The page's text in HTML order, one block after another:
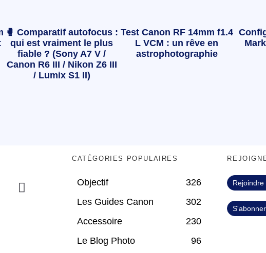
🥊 Comparatif autofocus :
qui est vraiment le plus
fiable ? (Sony A7 V /
Canon R6 III / Nikon Z6 III
/ Lumix S1 II)
Test Canon RF 14mm f1.4
L VCM : un rêve en
astrophotographie
CATÉGORIES POPULAIRES
Objectif
326
Les Guides Canon
302
Accessoire
230
Le Blog Photo
96